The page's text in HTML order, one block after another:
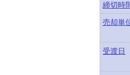
締切時
売却単
受渡日